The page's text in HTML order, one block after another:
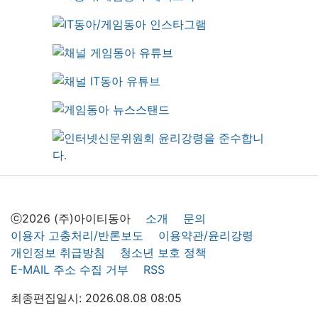
ⓒ2026 (주)아이티동아 소개
문의
이용자 고충처리/반론보도
이용약관/윤리강령
개인정보 취급방침
청소년 보호 정책
E-MAIL 주소 수집 거부
RSS
최종편집일시: 2026.08.08 08:05